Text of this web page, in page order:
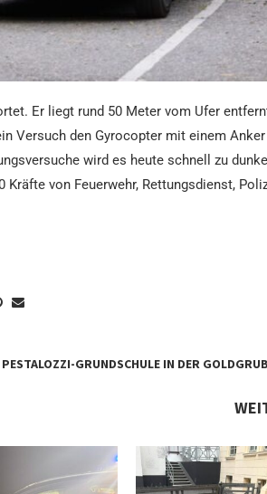
Er liegt rund 50 Meter vom Ufer
Versuch den Gyrocopter mit einem
wird es heute schnell zu
von Feuerwehr, Rettungsdienst,
GRUNDSCHULE IN DER GOLDGRUBE